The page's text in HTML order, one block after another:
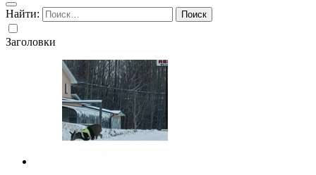
Найти:
Заголовки